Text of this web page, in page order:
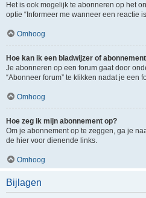
Het is ook mogelijk te abonneren op het
optie “Informeer me wanneer een reactie
Omhoog
Hoe kan ik een bladwijzer of
Je abonneren op een forum gaat door
“Abonneer forum” te klikken nadat je een
Omhoog
Hoe zeg ik mijn abonnement op?
Om je abonnement op te zeggen, ga je
de hier voor dienende links.
Omhoog
Bijlagen